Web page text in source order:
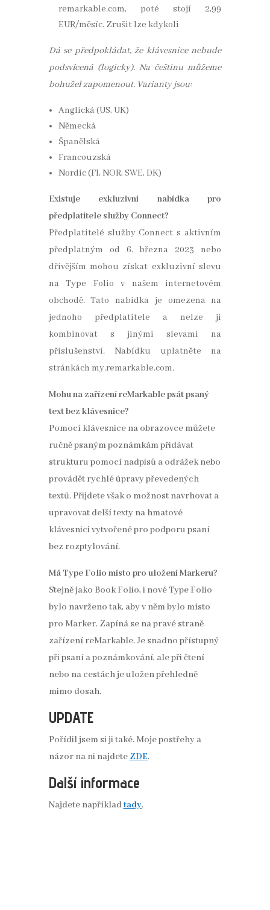
remarkable.com, poté stojí 2,99
EUR/měsíc. Zrušit lze kdykoli
Dá se předpokládat, že klávesnice nebude
podsvícená (logicky). Na češtinu můžeme
bohužel zapomenout. Varianty jsou:
Anglická (US, UK)
Německá
Španělská
Francouzská
Nordic (FI, NOR, SWE, DK)
Existuje exkluzivní nabídka pro
předplatitele služby Connect?
Předplatitelé služby Connect s aktivním
předplatným od 6. března 2023 nebo
dřívějším mohou získat exkluzivní slevu
na Type Folio v našem internetovém
obchodě. Tato nabídka je omezena na
jednoho předplatitele a nelze ji
kombinovat s jinými slevami na
příslušenství. Nabídku uplatněte na
stránkách my.remarkable.com.
Mohu na zařízení reMarkable psát psaný
text bez klávesnice?
Pomocí klávesnice na obrazovce můžete
ručně psaným poznámkám přidávat
strukturu pomocí nadpisů a odrážek nebo
provádět rychlé úpravy převedených
textů. Přijdete však o možnost navrhovat a
upravovat delší texty na hmatové
klávesnici vytvořené pro podporu psaní
bez rozptylování.
Má Type Folio místo pro uložení Markeru?
Stejně jako Book Folio, i nové Type Folio
bylo navrženo tak, aby v něm bylo místo
pro Marker. Zapíná se na pravé straně
zařízení reMarkable. Je snadno přístupný
při psaní a poznámkování, ale při čtení
nebo na cestách je uložen přehledně
mimo dosah.
UPDATE
Pořídil jsem si ji také. Moje postřehy a
názor na ni najdete ZDE.
Další informace
Najdete napříkladtady.